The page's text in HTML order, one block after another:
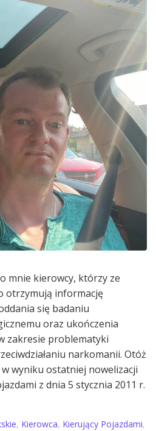
mnie kierowcy, którzy ze
otrzymują informację
się badaniu
oraz ukończenia
zakresie problematyki
narkomanii. Otóż
wyniku ostatniej nowelizacji
z dnia 5 stycznia 2011 r.
, Kierowca, Kierujący Pojazdami,